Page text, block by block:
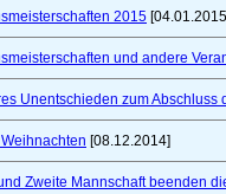
2015
und andere
Unentschieden zum Abschluss
[08.12.2014]
Zweite Mannschaft beenden